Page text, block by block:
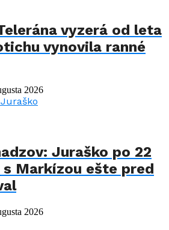
vyzerá od leta
vynovila ranné
2026
Juraško po 22
Markízou ešte pred
2026